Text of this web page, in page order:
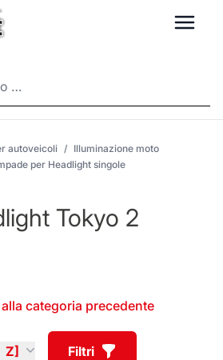
autoveicoli / Illuminazione moto
per Headlight singole
Tokyo 2
categoria precedente
Z] Filtri